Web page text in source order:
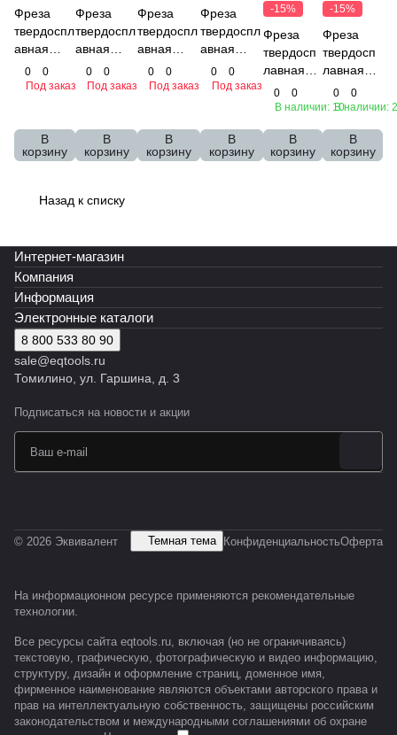
Фреза
твердоспл
авная
MH04-
P0200C04
Эквивале
нт
0
0
Под заказ
В
корзину
Фреза
твердоспл
авная
MH04-
P0200C04
Эквивален
т
0
0
Под заказ
В
корзину
Фреза
твердоспл
авная
MH04-
P0200C04
Эквивален
т
0
0
Под заказ
В
корзину
Фреза
твердоспл
авная
MH04-
P0200C04
Эквивален
т
0
0
Под заказ
В
корзину
-15%
Фреза
твердосп
лавная
MH04-
P0200C04
EMG45
Эквивале
0
0
В наличии: 10
В
корзину
-15%
Фреза
твердосп
лавная
MH04-
P0200C04
EMG45
Эквивале
0
0
В наличии:
В
корзину
Назад к списку
Интернет-магазин
Компания
Информация
Электронные каталоги
8 800 533 80 90
sale@eqtools.ru
Томилино, ул. Гаршина, д. 3
Подписаться на новости и акции
© 2026 Эквивалент Темная тема КонфиденциальностьОферта
На информационном ресурсе применяются рекомендательные
технологии.
Все ресурсы сайта eqtools.ru, включая (но не ограничиваясь)
текстовую, графическую, фотографическую и видео информацию,
структуру, дизайн и оформление страниц, доменное имя,
фирменное наименование являются объектами авторского права и
прав на интеллектуальную собственность, защищены российским
законодательством и международными соглашениями об охране